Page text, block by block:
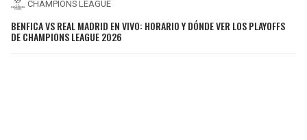
CHAMPIONS LEAGUE
BENFICA VS REAL MADRID EN VIVO: HORARIO Y DÓNDE VER LOS PLAYOFFS
DE CHAMPIONS LEAGUE 2026